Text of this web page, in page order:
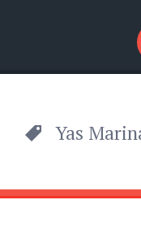
El Camino de las Mentes
Menú
Buscar
Yas